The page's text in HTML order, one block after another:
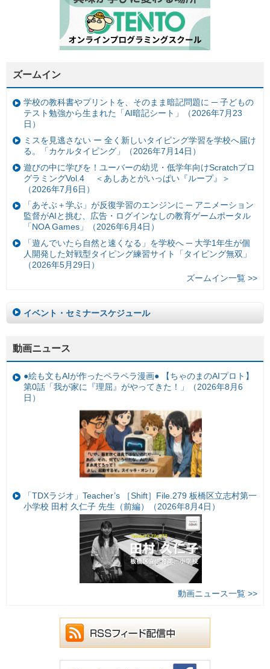
ズームイン
学校の教科書やプリントを、そのまま暗記問題に ─ 子どもの
テスト勉強から生まれた「AI暗記シート」（2026年7月23
日）
ミスを見逃さない ー 全く新しいタイピング学習を学校へ届け
る。「カケルタイピング」（2026年7月14日）
遊びの中に学びを！ユーバーの幼児・低学年向けScratchプロ
グラミングVol.4 ＜あしあとがいっぱい『ループ』＞
（2026年7月6日）
「あそぶ＋学ぶ」が反復学習のエンジンに ─ アニメーション
監督がAIと挑む、広告・ログインなしの教育ゲームポータル
「NOA Games」（2026年6月4日）
「遊んでいたら自然と速くなる」を学校へ ─ 大学1年生が個
人開発した対戦型タイピング練習サイト「タイピング無双」
（2026年5月29日）
ズームイン一覧 >>
イベント・セミナースケジュール
動画ニュース
●絵も文もAIが作ったペラペラ漫画● 【ちゃのまのAIプロト】
第0話「我が家に『理屈』がやってきた！」（2026年8月6
日）
「TDXラジオ」Teacher’s ［Shift］File.279 板橋区立志村第一
小学校 田村 久仁子 先生（前編）（2026年8月4日）
動画ニュース一覧 >>